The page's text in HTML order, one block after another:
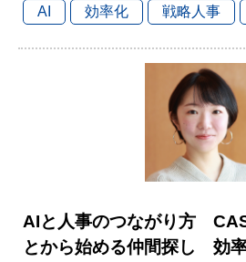
AI 効率化 戦略人事
AIと人事のつながり方
とから始める仲間探し 効